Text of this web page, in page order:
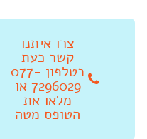
צרו איתנו
קשר כעת
בטלפון 077-
7296029 או
מלאו את
הטופס מטה